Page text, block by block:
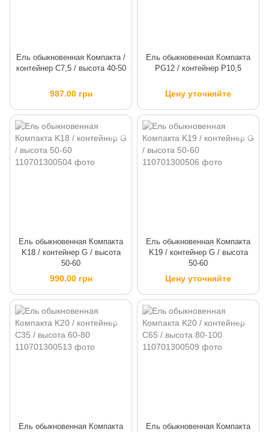
Ель обыкновенная Компакта /
контейнер C7,5 / высота 40-50
987.00 грн
Ель обыкновенная Компакта
PG12 / контейнер P10,5
Цену уточняйте
Ель обыкновенная Компакта
K18 / контейнер G / высота
50-60
990.00 грн
Ель обыкновенная Компакта
K19 / контейнер G / высота
50-60
Цену уточняйте
Ель обыкновенная Компакта
Ель обыкновенная Компакта